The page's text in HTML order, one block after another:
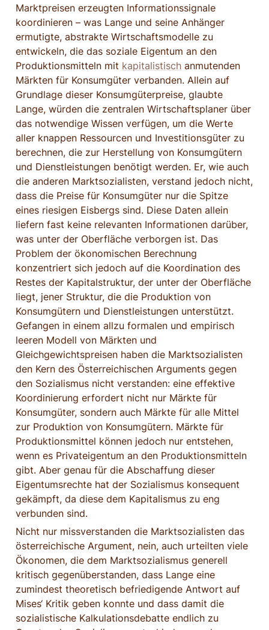
Marktpreisen erzeugten Informationssignale
koordinieren – was Lange und seine Anhänger
ermutigte, abstrakte Wirtschaftsmodelle zu
entwickeln, die das soziale Eigentum an den
Produktionsmitteln mit kapitalistisch anmutenden
Märkten für Konsumgüter verbanden. Allein auf
Grundlage dieser Konsumgüterpreise, glaubte
Lange, würden die zentralen Wirtschaftsplaner über
das notwendige Wissen verfügen, um die Werte
aller knappen Ressourcen und Investitionsgüter zu
berechnen, die zur Herstellung von Konsumgütern
und Dienstleistungen benötigt werden. Er, wie auch
die anderen Marktsozialisten, verstand jedoch nicht,
dass die Preise für Konsumgüter nur die Spitze
eines riesigen Eisbergs sind. Diese Daten allein
liefern fast keine relevanten Informationen darüber,
was unter der Oberfläche verborgen ist. Das
Problem der ökonomischen Berechnung
konzentriert sich jedoch auf die Koordination des
Restes der Kapitalstruktur, der unter der Oberfläche
liegt, jener Struktur, die die Produktion von
Konsumgütern und Dienstleistungen unterstützt.
Gefangen in einem allzu formalen und empirisch
leeren Modell von Märkten und
Gleichgewichtspreisen haben die Marktsozialisten
den Kern des Österreichischen Arguments gegen
den Sozialismus nicht verstanden: eine effektive
Koordinierung erfordert nicht nur Märkte für
Konsumgüter, sondern auch Märkte für alle Mittel
zur Produktion von Konsumgütern. Märkte für
Produktionsmittel können jedoch nur entstehen,
wenn es Privateigentum an den Produktionsmitteln
gibt. Aber genau für die Abschaffung dieser
Eigentumsrechte hat der Sozialismus konsequent
gekämpft, da diese dem Kapitalismus zu eng
verbunden sind.
Nicht nur missverstanden die Marktsozialisten das
österreichische Argument, nein, auch urteilten viele
Ökonomen, die dem Marktsozialismus generell
kritisch gegenüberstanden, dass Lange eine
zumindest theoretisch befriedigende Antwort auf
Mises‘ Kritik geben konnte und dass damit die
sozialistische Kalkulationsdebatte endlich zu